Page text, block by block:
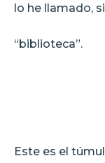
lo he llamado,
“biblioteca”.
Este es el